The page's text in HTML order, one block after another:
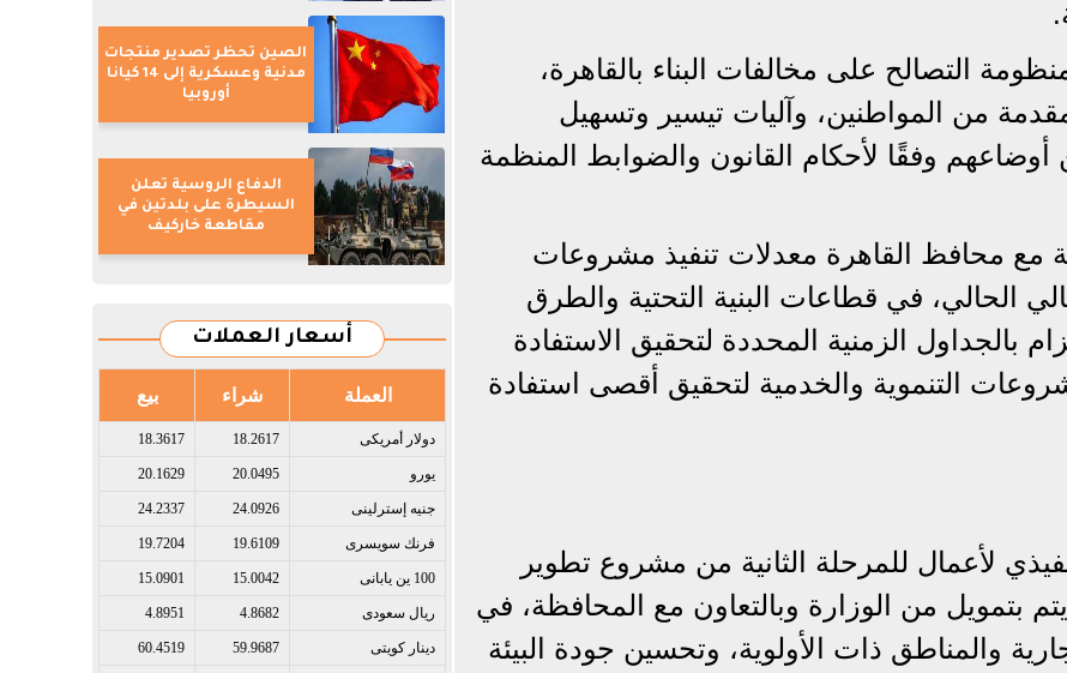
التصالح على مخالفات البناء بالقاهرة،
من المواطنين، وآليات تيسير وتسهيل
أوضاعهم وفقًا لأحكام القانون والضوابط المنظمة
مع محافظ القاهرة معدلات تنفيذ مشروعات
الحالي، في قطاعات البنية التحتية والطرق
بالجداول الزمنية المحددة لتحقيق الاستفادة
التنموية والخدمية لتحقيق أقصى استفادة
لأعمال للمرحلة الثانية من مشروع تطوير
بتمويل من الوزارة وبالتعاون مع المحافظة، في
والمناطق ذات الأولوية، وتحسين جودة البيئة
الصين تحظر تصدير منتجات
مدنية وعسكرية إلى 14 كيانا
أوروبيا
الدفاع الروسية تعلن
السيطرة على بلدتين في
مقاطعة خاركيف
أسعار العملات
العملة شراء بيع
دولار أمريكى​ 18.2617
18.3617
يورو​ 20.0495
20.1629
جنيه إسترلينى​ 24.0926
24.2337
فرنك سويسرى​ 19.6109
19.7204
100 ين يابانى​ 15.0042
15.0901
ريال سعودى​ 4.8682
4.8951
دينار كويتى​ 59.9687
60.4519